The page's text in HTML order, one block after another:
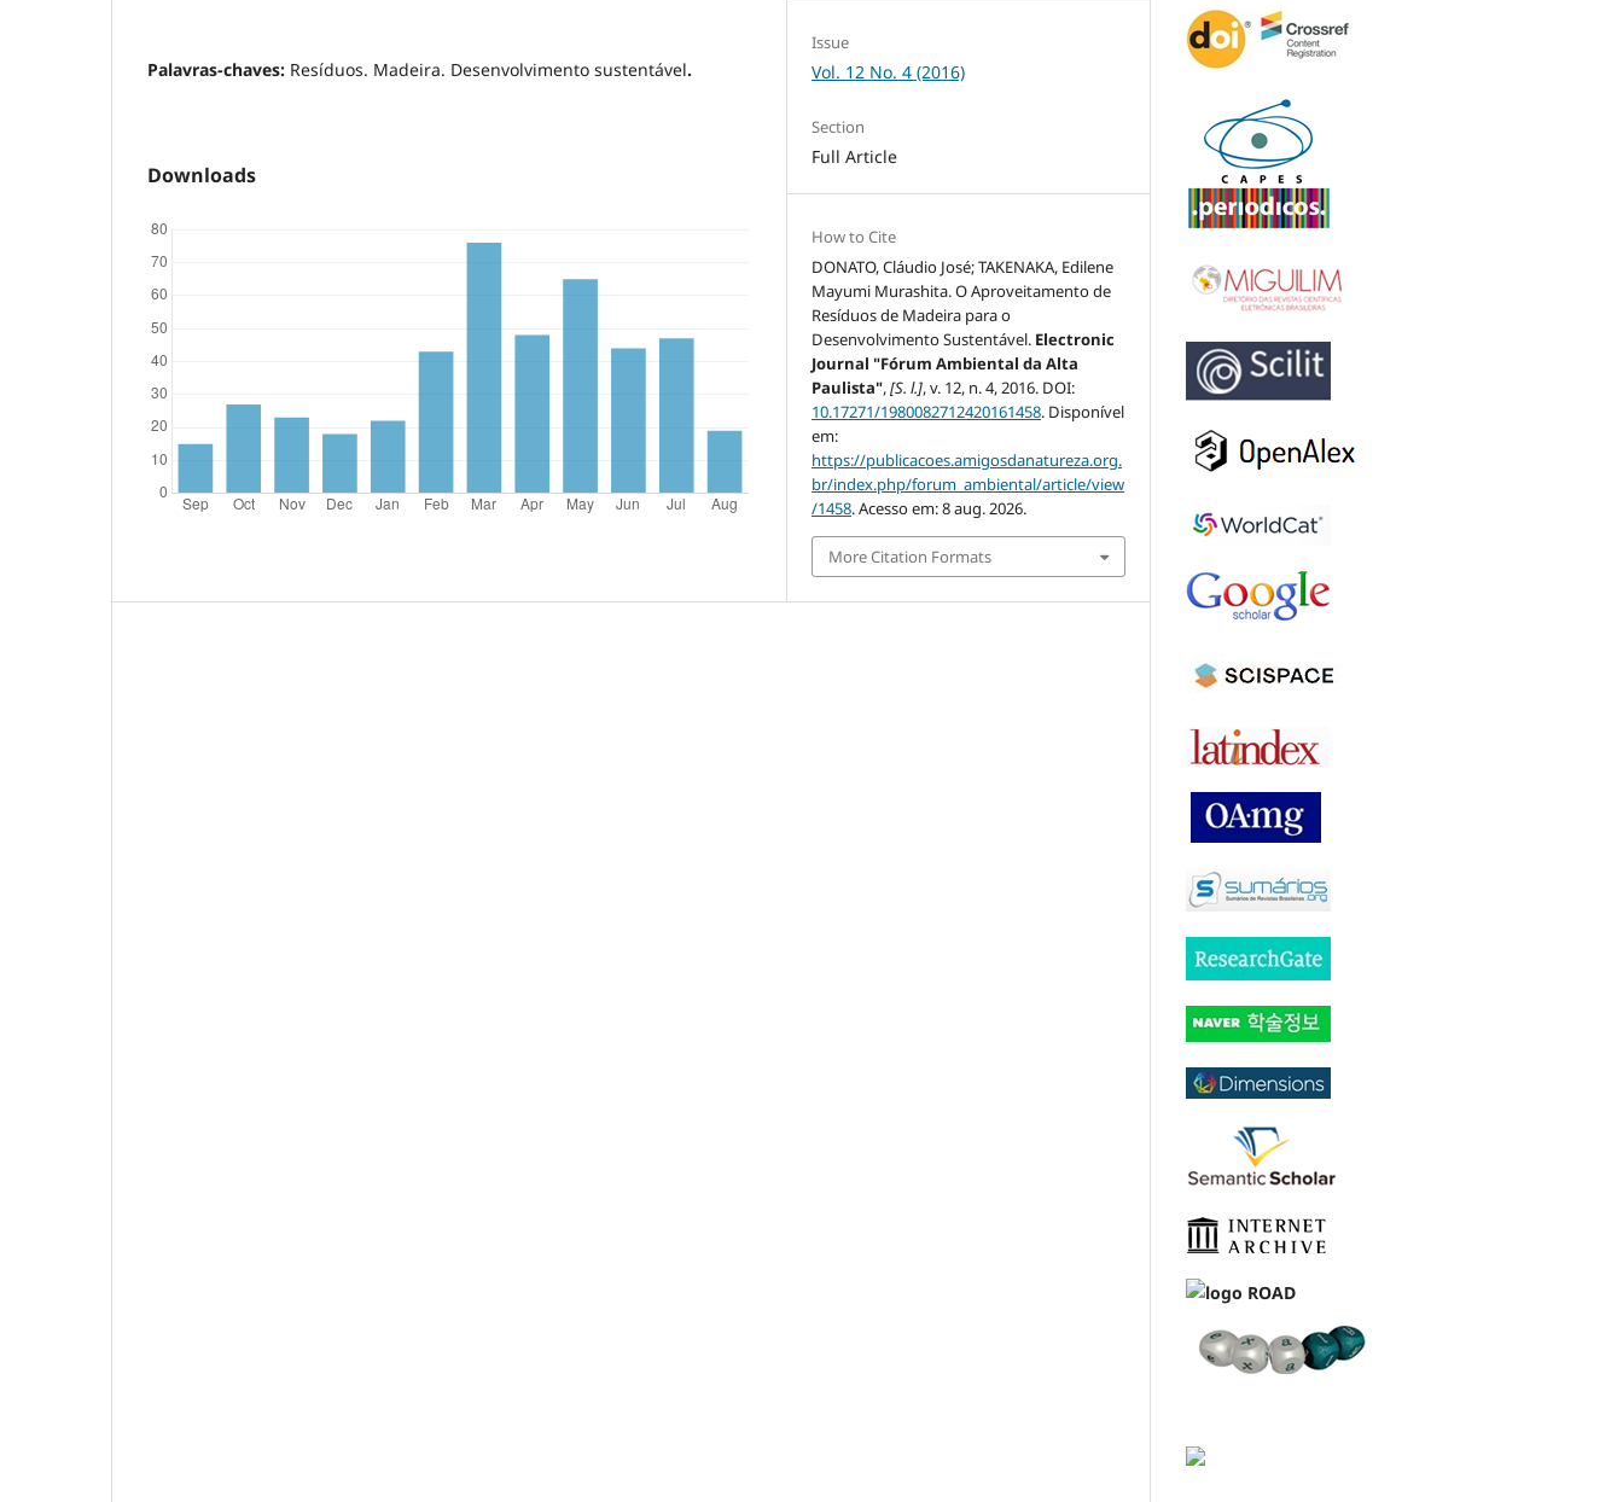
Palavras-chaves: Resíduos. Madeira. Desenvolvimento sustentável.
Downloads
Issue
Vol. 12 No. 4 (2016)
Section
Full Article
How to Cite
DONATO, Cláudio José; TAKENAKA, Edilene
Mayumi Murashita. O Aproveitamento de
Resíduos de Madeira para o
Desenvolvimento Sustentável. Electronic
Journal "Fórum Ambiental da Alta
Paulista",[S. l.], v. 12, n. 4, 2016. DOI:
10.17271/1980082712420161458. Disponível
em:
https://publicacoes.amigosdanatureza.org.
br/index.php/forum_ambiental/article/view
/1458. Acesso em: 8 aug. 2026.
More Citation Formats